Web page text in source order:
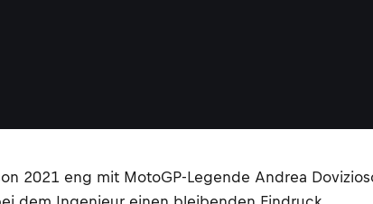
2021 eng mit MotoGP-Legende Andrea